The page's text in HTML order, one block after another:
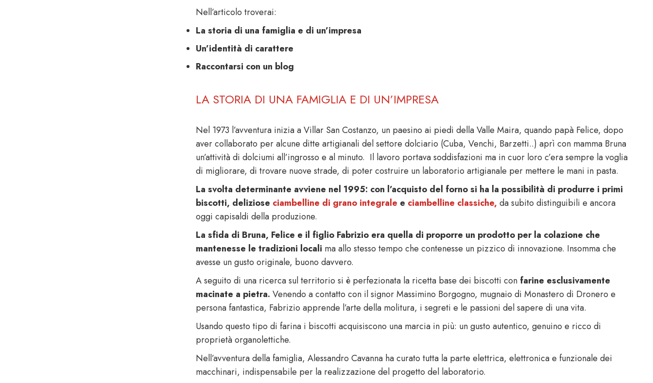
Nell’articolo troverai:
La storia di una famiglia e di un’impresa
Un’identità di carattere
Raccontarsi con un blog
LA STORIA DI UNA FAMIGLIA E DI UN’IMPRESA
Nel 1973 l’avventura inizia a Villar San Costanzo, un paesino ai piedi della Valle Maira, quando papà Felice, dopo
aver collaborato per alcune ditte artigianali del settore dolciario (Cuba, Venchi, Barzetti..) aprì con mamma Bruna
un’attività di dolciumi all’ingrosso e al minuto. Il lavoro portava soddisfazioni ma in cuor loro c’era sempre la voglia
di migliorare, di trovare nuove strade, di poter costruire un laboratorio artigianale per mettere le mani in pasta.
La svolta determinante avviene nel 1995: con l’acquisto del forno si ha la possibilità di produrre i primi
biscotti, deliziose ciambelline di grano integrale e ciambelline classiche, da subito distinguibili e ancora
oggi capisaldi della produzione.
La sfida di Bruna, Felice e il figlio Fabrizio era quella di proporre un prodotto per la colazione che
mantenesse le tradizioni locali ma allo stesso tempo che contenesse un pizzico di innovazione. Insomma che
avesse un gusto originale, buono davvero.
A seguito di una ricerca sul territorio si è perfezionata la ricetta base dei biscotti con farine esclusivamente
macinate a pietra. Venendo a contatto con il signor Massimino Borgogno, mugnaio di Monastero di Dronero e
persona fantastica, Fabrizio apprende l’arte della molitura, i segreti e le passioni del sapere di una vita.
Usando questo tipo di farina i biscotti acquisiscono una marcia in più: un gusto autentico, genuino e ricco di
proprietà organolettiche.
Nell’avventura della famiglia, Alessandro Cavanna ha curato tutta la parte elettrica, elettronica e funzionale dei
macchinari, indispensabile per la realizzazione del progetto del laboratorio.